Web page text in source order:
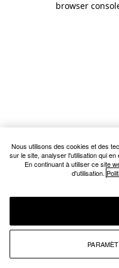
browser
Nous utilisons des cookies et des
sur le site, analyser l'utilisation qui
En continuant à utiliser ce site
d'utilisation.